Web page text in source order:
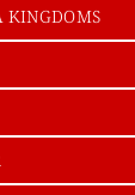
KINGDOMS